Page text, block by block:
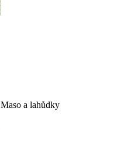
Maso a lahůdky